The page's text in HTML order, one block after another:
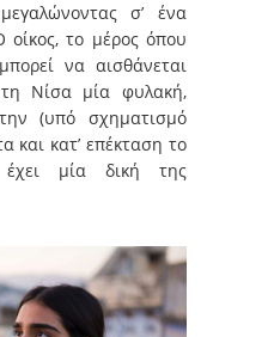
σ’ ένα
οίκος, το μέρος όπου
να αισθάνεται
Νίσα μία φυλακή,
(υπό σχηματισμό
και κατ’ επέκταση το
μία δική της